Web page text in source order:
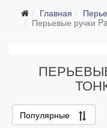
Главная
Перьевые ручки
Популярные
Все перьевые
Перьевые
Перьевые